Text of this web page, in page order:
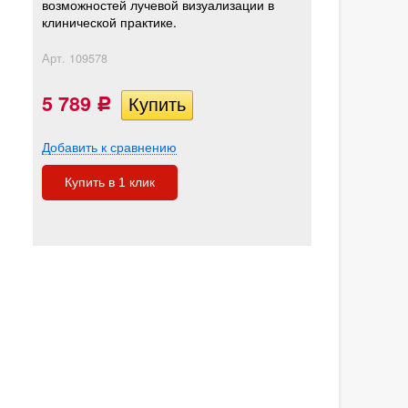
возможностей лучевой визуализации в
клинической практике.
Арт. 109578
5 789 Р
Добавить к сравнению
Купить в 1 клик